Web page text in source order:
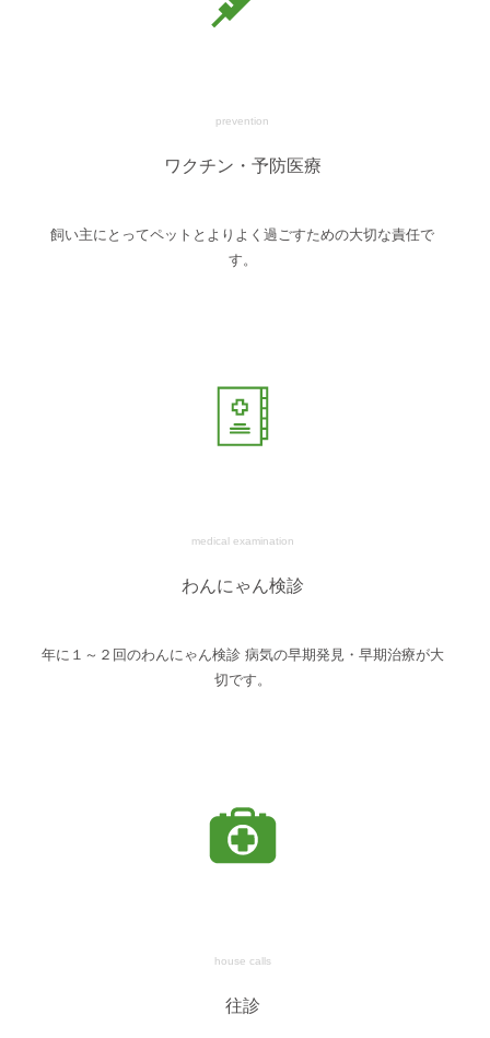
prevention
ワクチン・予防医療
飼い主にとってペットとよりよく過ごすための大切な責任で
す。
medical examination
わんにゃん検診
年に１～２回のわんにゃん検診 病気の早期発見・早期治療が大
切です。
house calls
往診